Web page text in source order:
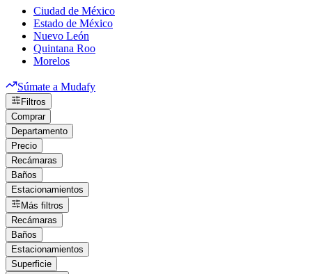
Ciudad de México
Estado de México
Nuevo León
Quintana Roo
Morelos
Súmate a Mudafy
Filtros
Comprar
Departamento
Precio
Recámaras
Baños
Estacionamientos
Más filtros
Recámaras
Baños
Estacionamientos
Superficie